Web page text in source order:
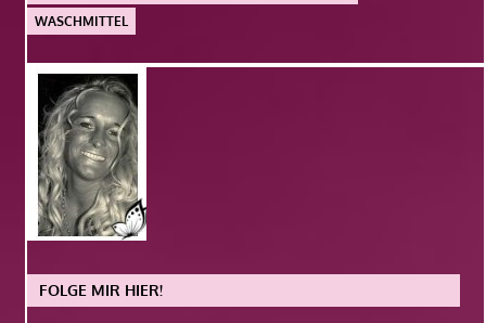
WASCHMITTEL
FOLGE MIR HIER!